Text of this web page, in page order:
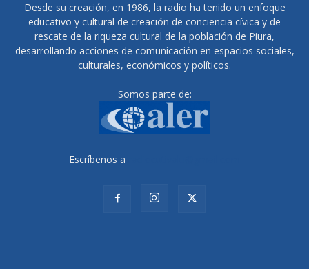
Desde su creación, en 1986, la radio ha tenido un enfoque
educativo y cultural de creación de conciencia cívica y de
rescate de la riqueza cultural de la población de Piura,
desarrollando acciones de comunicación en espacios sociales,
culturales, económicos y políticos.
Somos parte de:
Escríbenos a